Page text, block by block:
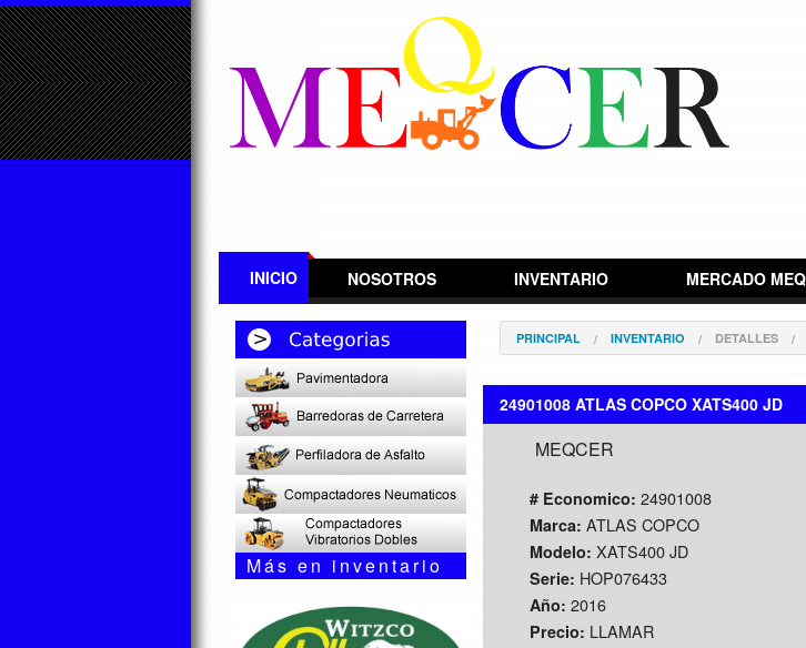
INICIO NOSOTROS INVENTARIO MERCADO
Más en inventario
PRINCIPAL INVENTARIO DETALLES
24901008 ATLAS COPCO XATS400 JD
MEQCER
# Economico: 24901008
Marca: ATLAS COPCO
Modelo: XATS400 JD
Serie: HOP076433
Año: 2016
Precio: LLAMAR